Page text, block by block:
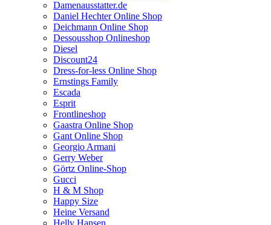
Damenausstatter.de
Daniel Hechter Online Shop
Deichmann Online Shop
Dessousshop Onlineshop
Diesel
Discount24
Dress-for-less Online Shop
Ernstings Family
Escada
Esprit
Frontlineshop
Gaastra Online Shop
Gant Online Shop
Georgio Armani
Gerry Weber
Görtz Online-Shop
Gucci
H & M Shop
Happy Size
Heine Versand
Helly Hansen